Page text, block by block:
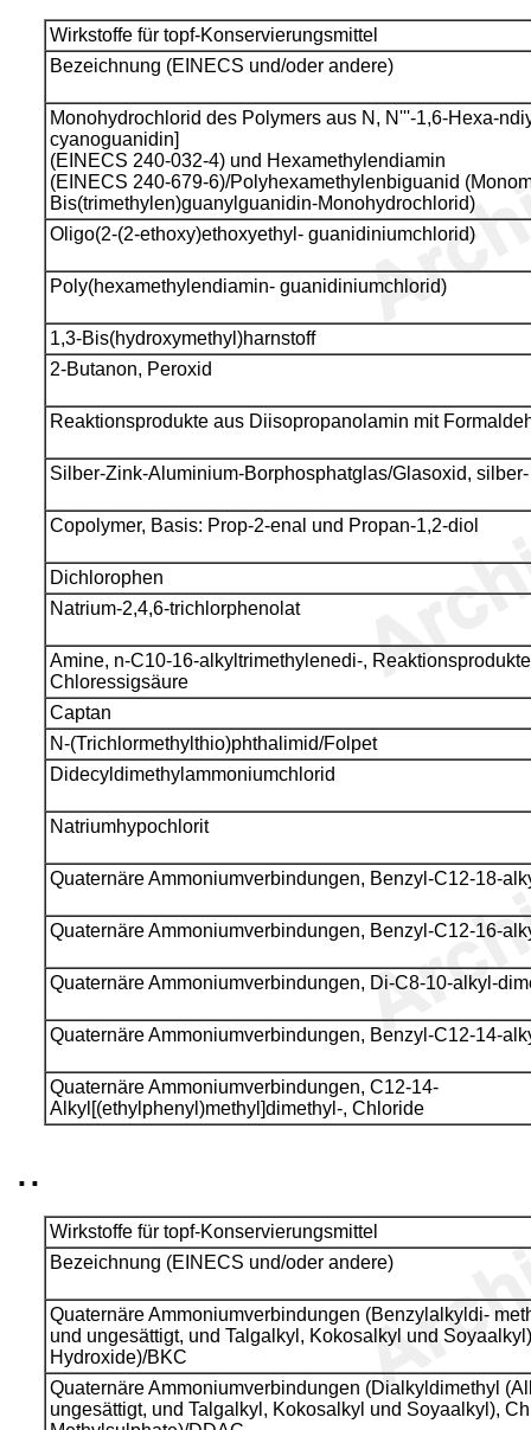
Wirkstoffe für topf-Konservierungsmittel
Bezeichnung (EINECS und/oder andere)
Monohydrochlorid des Polymers aus N, N'''-1,6-Hexa-
cyanoguanidin]
(EINECS 240-032-4) und Hexamethylendiamin
(EINECS 240-679-6)/Polyhexamethylenbiguanid
Bis(trimethylen)guanylguanidin-Monohydrochlorid)
Oligo(2-(2-ethoxy)ethoxyethyl- guanidiniumchlorid)
Poly(hexamethylendiamin- guanidiniumchlorid)
1,3-Bis(hydroxymethyl)harnstoff
2-Butanon, Peroxid
Reaktionsprodukte aus Diisopropanolamin mit
Silber-Zink-Aluminium-Borphosphatglas/Glasoxid,
Copolymer, Basis: Prop-2-enal und Propan-1,2-diol
Dichlorophen
Natrium-2,4,6-trichlorphenolat
Amine, n-C10-16-alkyltrimethylenedi-,
Chloressigsäure
Captan
N-(Trichlormethylthio)phthalimid/Folpet
Didecyldimethylammoniumchlorid
Natriumhypochlorit
Quaternäre Ammoniumverbindungen, Benzyl-C12-18-
Quaternäre Ammoniumverbindungen, Benzyl-C12-16-
Quaternäre Ammoniumverbindungen, Di-C8-10-alkyl-
Quaternäre Ammoniumverbindungen, Benzyl-C12-14-
Quaternäre Ammoniumverbindungen, C12-14-
Alkyl[(ethylphenyl)methyl]dimethyl-, Chloride
..
Wirkstoffe für topf-Konservierungsmittel
Bezeichnung (EINECS und/oder andere)
Quaternäre Ammoniumverbindungen (Benzylalkyldi-
und ungesättigt, und Talgalkyl, Kokosalkyl und
Hydroxide)/BKC
Quaternäre Ammoniumverbindungen (Dialkyldimethyl
ungesättigt, und Talgalkyl, Kokosalkyl und Soyaalkyl),